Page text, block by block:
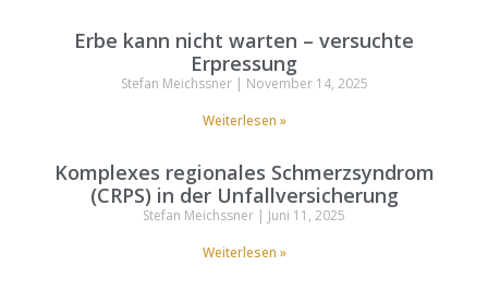
Erbe kann nicht warten – versuchte
Erpressung
Stefan Meichssner
November 14, 2025
Weiterlesen »
Komplexes regionales Schmerzsyndrom
(CRPS) in der Unfallversicherung
Stefan Meichssner
Juni 11, 2025
Weiterlesen »